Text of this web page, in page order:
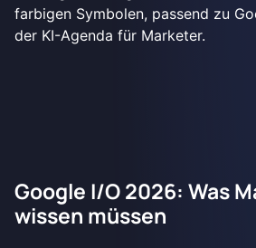
Google I/O 2026: Was
wissen müssen